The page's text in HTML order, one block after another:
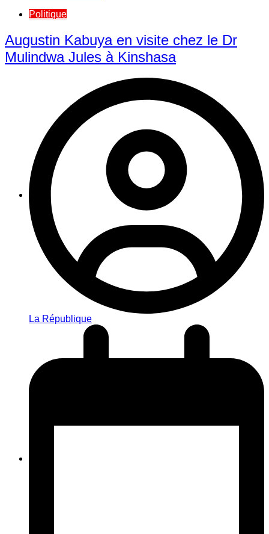
Politique
Augustin Kabuya en visite chez le Dr
Mulindwa Jules à Kinshasa
La République